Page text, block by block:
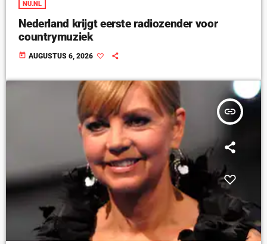
NU.NL
Nederland krijgt eerste radiozender voor
countrymuziek
today AUGUSTUS 6, 2026
insert_link